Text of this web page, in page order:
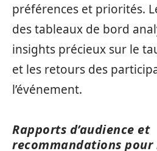
préférences et priorités.
des tableaux de bord
insights précieux sur le
et les retours des
l’événement.
Rapports d’audience et
recommandations pour